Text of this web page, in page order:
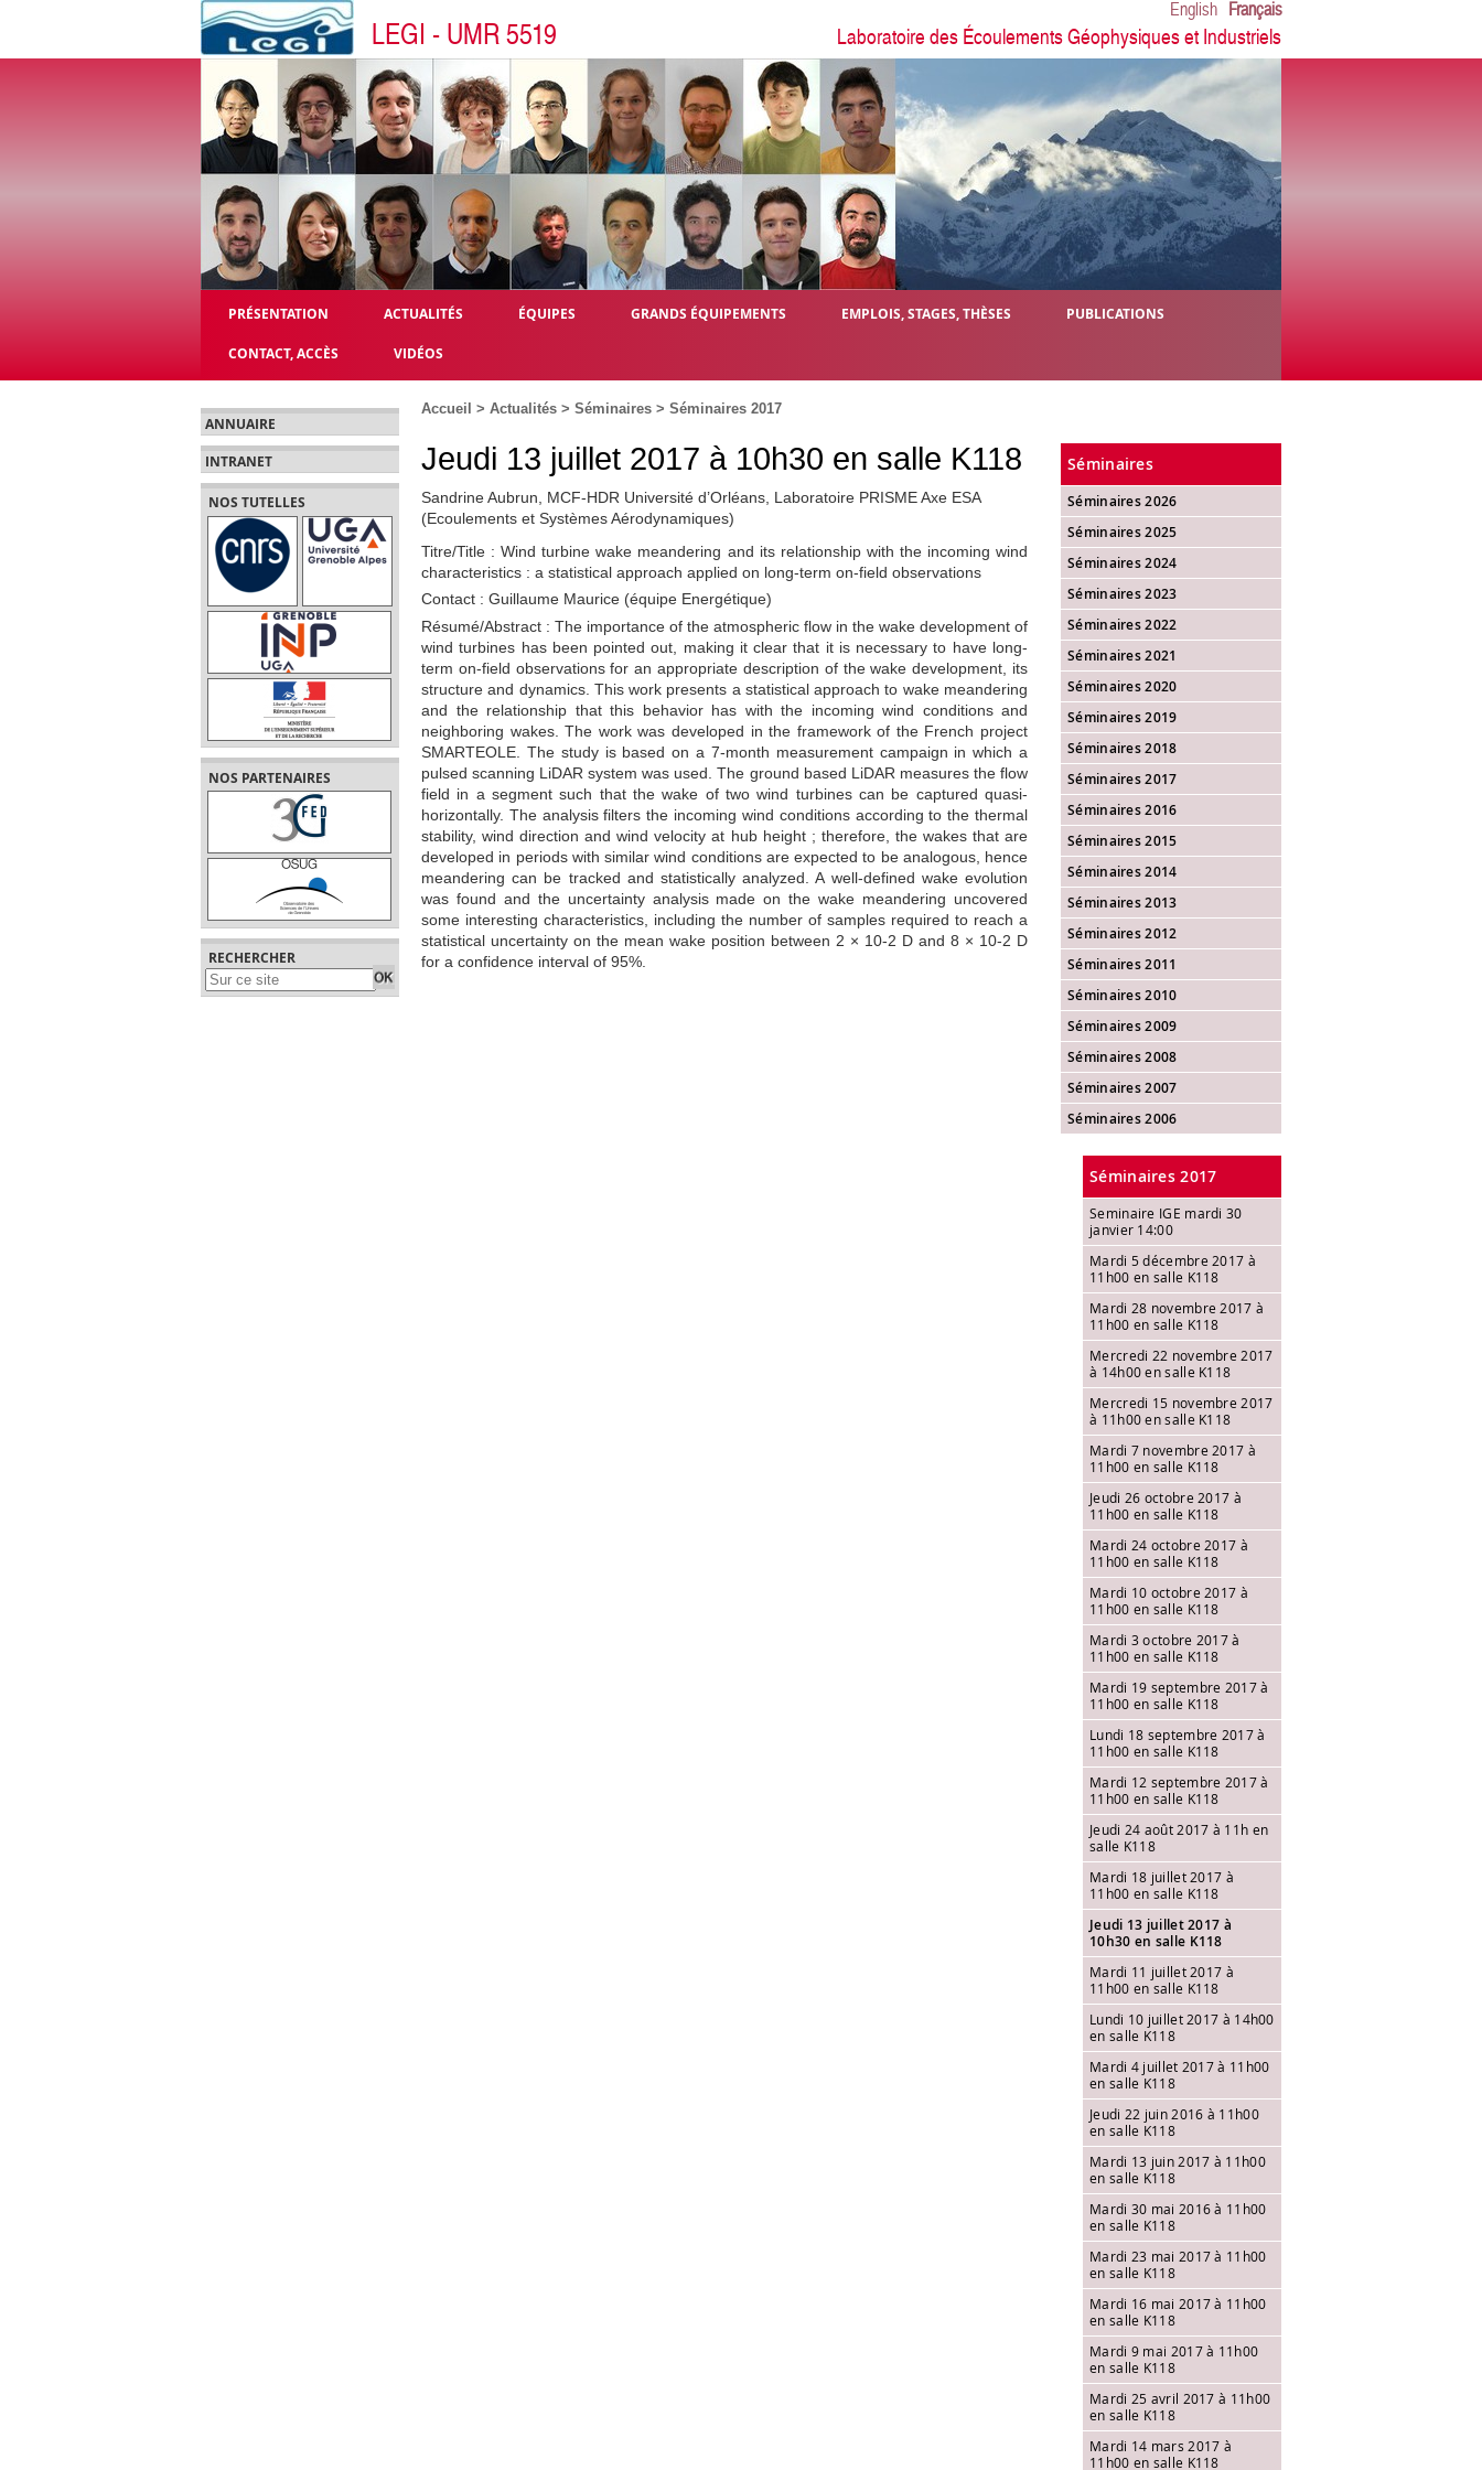
English Français
LEGI - UMR 5519 Laboratoire des Écoulements Géophysiques et Industriels
PRÉSENTATION ACTUALITÉS ÉQUIPES GRANDS ÉQUIPEMENTS EMPLOIS, STAGES, THÈSES PUBLICATIONS
CONTACT, ACCÈS VIDÉOS
ANNUAIRE
INTRANET
NOS TUTELLES
NOS PARTENAIRES
RECHERCHER
Accueil > Actualités > Séminaires > Séminaires 2017
Jeudi 13 juillet 2017 à 10h30 en salle K118
Sandrine Aubrun, MCF-HDR Université d’Orléans, Laboratoire PRISME Axe ESA
(Ecoulements et Systèmes Aérodynamiques)
Titre/Title : Wind turbine wake meandering and its relationship with the incoming wind
characteristics : a statistical approach applied on long-term on-field observations
Contact : Guillaume Maurice (équipe Energétique)
Résumé/Abstract : The importance of the atmospheric flow in the wake development of
wind turbines has been pointed out, making it clear that it is necessary to have long-
term on-field observations for an appropriate description of the wake development, its
structure and dynamics. This work presents a statistical approach to wake meandering
and the relationship that this behavior has with the incoming wind conditions and
neighboring wakes. The work was developed in the framework of the French project
SMARTEOLE. The study is based on a 7-month measurement campaign in which a
pulsed scanning LiDAR system was used. The ground based LiDAR measures the flow
field in a segment such that the wake of two wind turbines can be captured quasi-
horizontally. The analysis filters the incoming wind conditions according to the thermal
stability, wind direction and wind velocity at hub height ; therefore, the wakes that are
developed in periods with similar wind conditions are expected to be analogous, hence
meandering can be tracked and statistically analyzed. A well-defined wake evolution
was found and the uncertainty analysis made on the wake meandering uncovered
some interesting characteristics, including the number of samples required to reach a
statistical uncertainty on the mean wake position between 2 × 10-2 D and 8 × 10-2 D
for a confidence interval of 95%.
Séminaires
Séminaires 2026
Séminaires 2025
Séminaires 2024
Séminaires 2023
Séminaires 2022
Séminaires 2021
Séminaires 2020
Séminaires 2019
Séminaires 2018
Séminaires 2017
Séminaires 2016
Séminaires 2015
Séminaires 2014
Séminaires 2013
Séminaires 2012
Séminaires 2011
Séminaires 2010
Séminaires 2009
Séminaires 2008
Séminaires 2007
Séminaires 2006
Séminaires 2017
Seminaire IGE mardi 30
janvier 14:00
Mardi 5 décembre 2017 à
11h00 en salle K118
Mardi 28 novembre 2017 à
11h00 en salle K118
Mercredi 22 novembre 2017
à 14h00 en salle K118
Mercredi 15 novembre 2017
à 11h00 en salle K118
Mardi 7 novembre 2017 à
11h00 en salle K118
Jeudi 26 octobre 2017 à
11h00 en salle K118
Mardi 24 octobre 2017 à
11h00 en salle K118
Mardi 10 octobre 2017 à
11h00 en salle K118
Mardi 3 octobre 2017 à
11h00 en salle K118
Mardi 19 septembre 2017 à
11h00 en salle K118
Lundi 18 septembre 2017 à
11h00 en salle K118
Mardi 12 septembre 2017 à
11h00 en salle K118
Jeudi 24 août 2017 à 11h en
salle K118
Mardi 18 juillet 2017 à
11h00 en salle K118
Jeudi 13 juillet 2017 à
10h30 en salle K118
Mardi 11 juillet 2017 à
11h00 en salle K118
Lundi 10 juillet 2017 à 14h00
en salle K118
Mardi 4 juillet 2017 à 11h00
en salle K118
Jeudi 22 juin 2016 à 11h00
en salle K118
Mardi 13 juin 2017 à 11h00
en salle K118
Mardi 30 mai 2016 à 11h00
en salle K118
Mardi 23 mai 2017 à 11h00
en salle K118
Mardi 16 mai 2017 à 11h00
en salle K118
Mardi 9 mai 2017 à 11h00
en salle K118
Mardi 25 avril 2017 à 11h00
en salle K118
Mardi 14 mars 2017 à
11h00 en salle K118